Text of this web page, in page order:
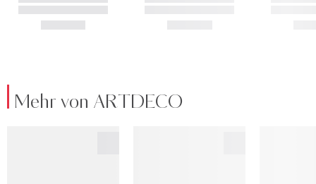
Mehr von ARTDECO